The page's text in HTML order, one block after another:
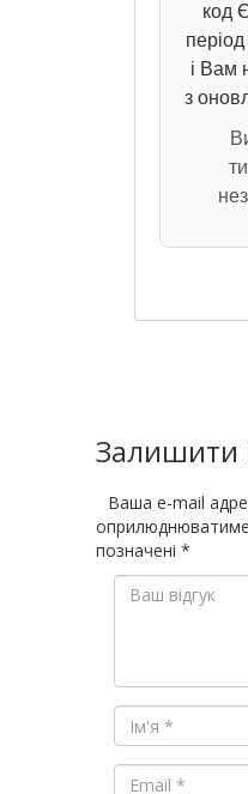
код
і Вам
з
Залишити
Ваша e-mail
позначені *